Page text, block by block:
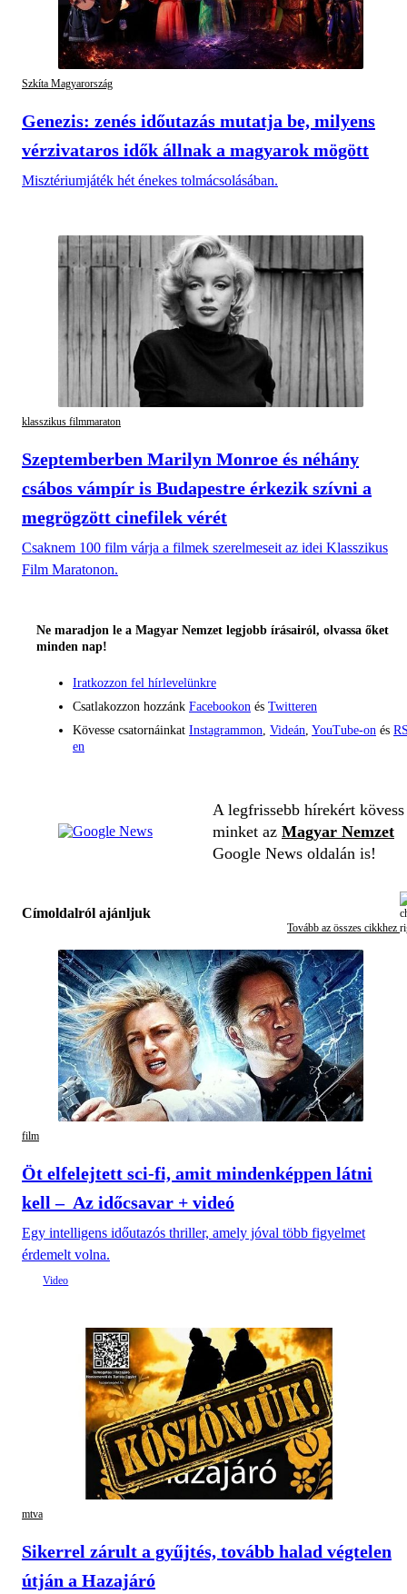
Szkíta Magyarország
Genezis: zenés időutazás mutatja be, milyens
vérzivataros idők állnak a magyarok mögött
Misztériumjáték hét énekes tolmácsolásában.
klasszikus filmmaraton
Szeptemberben Marilyn Monroe és néhány
csábos vámpír is Budapestre érkezik szívni a
megrögzött cinefilek vérét
Csaknem 100 film várja a filmek szerelmeseit az idei Klasszikus
Film Maratonon.
Ne maradjon le a Magyar Nemzet legjobb írásairól, olvassa őket
minden nap!
Iratkozzon fel hírlevelünkre
Csatlakozzon hozzánk Facebookon és Twitteren
Kövesse csatornáinkat Instagrammon Videán YouTube-on és
en
A legfrissebb hírekért kövess
minket az Magyar Nemzet
Google News oldalán is!
Címoldalról ajánljuk
Tovább az összes cikkhez
film
Öt elfelejtett sci-fi, amit mindenképpen látni
kell – Az időcsavar + videó
Egy intelligens időutazós thriller, amely jóval több figyelmet
érdemelt volna.
mtva
Sikerrel zárult a gyűjtés, tovább halad végtelen
útján a Hazajáró